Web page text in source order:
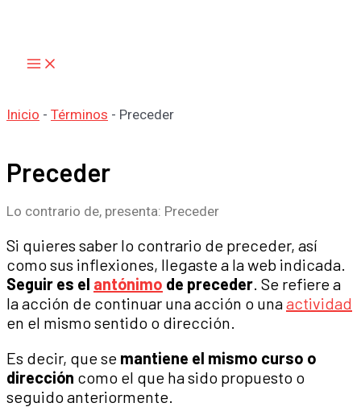
Inicio - Términos - Preceder
Preceder
Lo contrario de, presenta: Preceder
Si quieres saber lo contrario de preceder, así
como sus inflexiones, llegaste a la web indicada.
Seguir es el antónimo de preceder. Se refiere a
la acción de continuar una acción o unaactividad
en el mismo sentido o dirección.
Es decir, que se mantiene el mismo curso o
dirección como el que ha sido propuesto o
seguido anteriormente.